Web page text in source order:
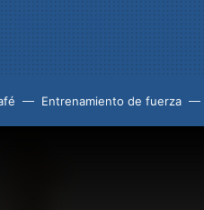
Entrenamiento de fuerza